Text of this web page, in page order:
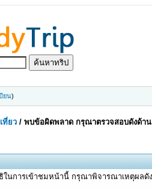
ยน)
ที่ยว /พบข้อผิดพลาด กรุณาตรวจสอบดังด้าน
นการเข้าชมหน้านี้ กรุณาพิจารณาเหตุผลดั